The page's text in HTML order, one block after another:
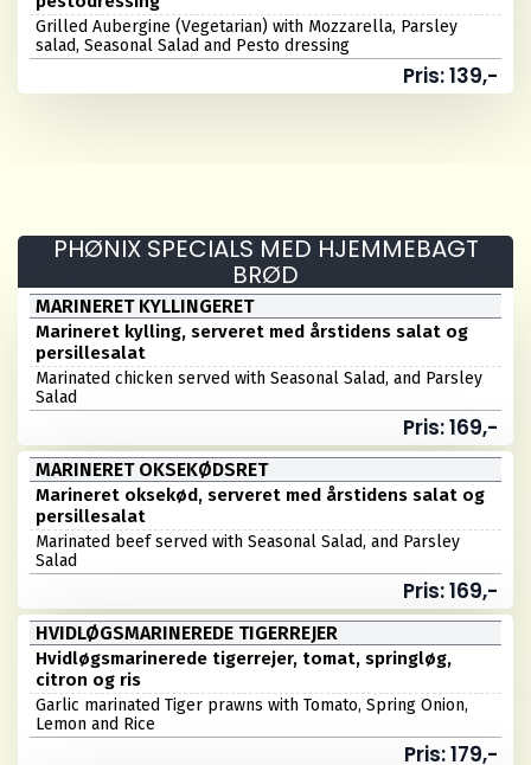
Grilled Aubergine (Vegetarian) with Mozzarella, Parsley
salad, Seasonal Salad and Pesto dressing
Pris: 139,-
PHØNIX SPECIALS MED HJEMMEBAGT
BRØD
MARINERET KYLLINGERET
Marineret kylling, serveret med årstidens salat og
persillesalat
Marinated chicken served with Seasonal Salad, and Parsley
Salad
Pris: 169,-
MARINERET OKSEKØDSRET
Marineret oksekød, serveret med årstidens salat og
persillesalat
Marinated beef served with Seasonal Salad, and Parsley
Salad
Pris: 169,-
HVIDLØGSMARINEREDE TIGERREJER
Hvidløgsmarinerede tigerrejer, tomat, springløg,
citron og ris
Garlic marinated Tiger prawns with Tomato, Spring Onion,
Lemon and Rice
Pris: 179,-